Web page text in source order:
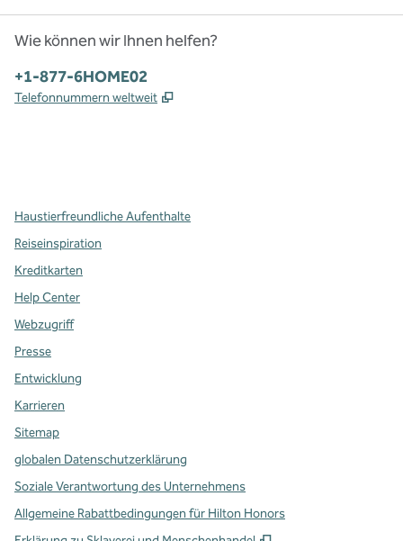
Wie können wir Ihnen helfen?
Telefon:
+1-877-6HOME02
Telefonnummern weltweit ,
Haustierfreundliche Aufenthalte
Reiseinspiration
Kreditkarten
Help Center
Webzugriff
Presse
Entwicklung
Karrieren
Sitemap
globalen Datenschutzerklärung
Soziale Verantwortung des Unternehmens
Allgemeine Rabattbedingungen für Hilton Honors